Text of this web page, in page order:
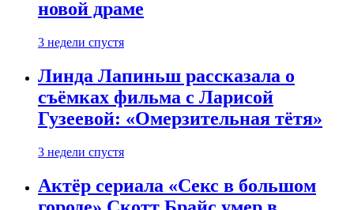
новой драме
3 недели спустя
Линда Лапиньш рассказала о
съёмках фильма с Ларисой
Гузеевой: «Омерзительная тётя»
3 недели спустя
Актёр сериала «Секс в большом